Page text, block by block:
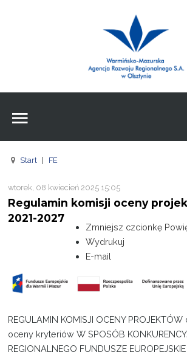
Agencja
FE
Pożyczki
Pożyczki
Zasoby
Kontakt
Znajdźna
Wpisz czego szukasz
Start FE
wtorek, 08 kwiecień 2025 15:05
Regulamin komisji oceny
2021-2027
Zmniejsz czcionkę
Wydrukuj
E-mail
REGULAMIN KOMISJI OCENY
oceny kryteriów W SPOSÓB
REGIONALNEGO FUNDUSZE EUROPEJSKIE